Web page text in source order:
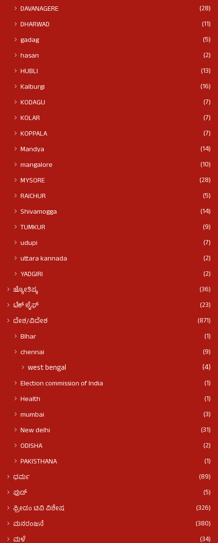
DAVANAGERE
(28)
DHARWAD
(11)
gadag
(5)
hasan
(2)
HUBLI
(13)
Kalburgi
(16)
KODAGU
(7)
KOLAR
(7)
KOPPALA
(7)
Mandya
(14)
mangalore
(10)
MYSORE
(28)
RAICHUR
(5)
Shivamogga
(14)
TUMKUR
(9)
udupi
(7)
uttara kannada
(2)
YADGIRI
(2)
ಜ್ಯೋತಿಷ್ಯ
(36)
ಟೆಕ್ ಲೈಫ್
(23)
ದೇಶ/ವಿದೇಶ
(871)
BIhar
(1)
chennai
(9)
west bengal (4)
Election commission of India
(1)
Health
(1)
mumbai
(3)
New delhi
(31)
ODISHA
(2)
PAKISTHANA
(1)
ಧರ್ಮ
(89)
ಫುಡ್​​
(5)
ಫ್ರೀಡಂ ಟಿವಿ ವಿಶೇಷ
(326)
ಮನರಂಜನೆ
(380)
ಮಳೆ
(34)